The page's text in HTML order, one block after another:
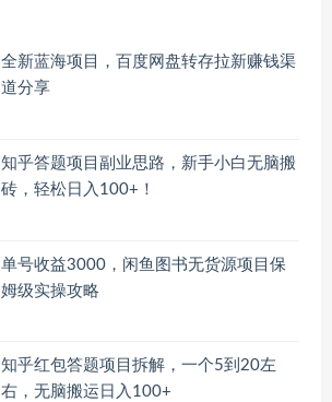
全新蓝海项目，百度网盘转存拉新赚钱渠
道分享
知乎答题项目副业思路，新手小白无脑搬
砖，轻松日入100+！
单号收益3000，闲鱼图书无货源项目保
姆级实操攻略
知乎红包答题项目拆解，一个5到20左
右，无脑搬运日入100+